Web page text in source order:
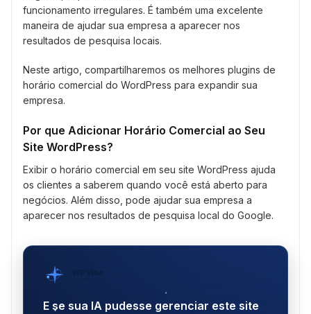
funcionamento irregulares. É também uma excelente
maneira de ajudar sua empresa a aparecer nos
resultados de pesquisa locais.
Neste artigo, compartilharemos os melhores plugins de
horário comercial do WordPress para expandir sua
empresa.
Por que Adicionar Horário Comercial ao Seu
Site WordPress?
Exibir o horário comercial em seu site WordPress ajuda
os clientes a saberem quando você está aberto para
negócios. Além disso, pode ajudar sua empresa a
aparecer nos resultados de pesquisa local do Google.
WPVibe
E se sua IA pudesse gerenciar este site